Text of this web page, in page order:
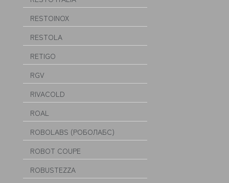
RESTOINOX
RESTOLA
RETIGO
RGV
RIVACOLD
ROAL
ROBOLABS (РОБОЛАБС)
ROBOT COUPE
ROBUSTEZZA